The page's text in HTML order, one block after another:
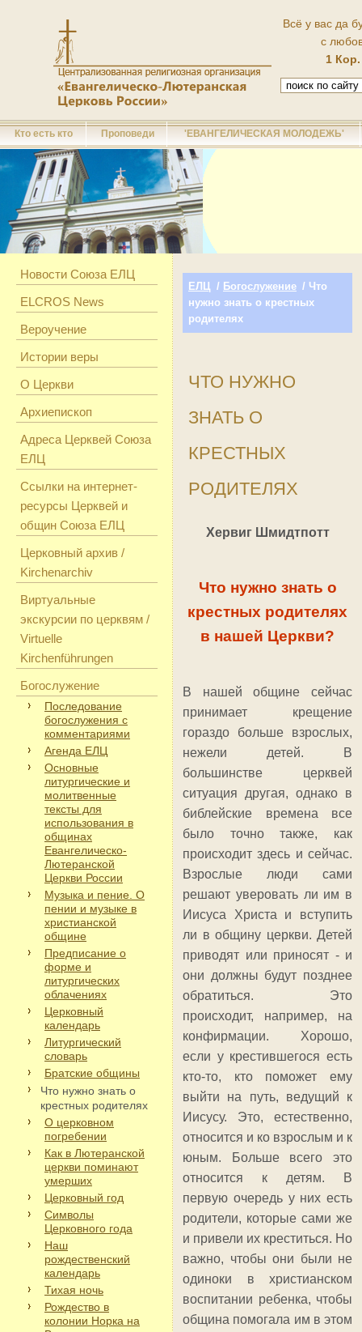
Всё у вас да
с
1
Кто есть кто Проповеди 'ЕВАНГЕЛИЧЕСКАЯ МОЛОДЕЖЬ'
Новости Союза ЕЛЦ
ELCROS News
Вероучение
Истории веры
О Церкви
Архиепископ
Адреса Церквей Союза
ЕЛЦ
Ссылки на интернет-
ресурсы Церквей и
общин Союза ЕЛЦ
Церковный архив /
Kirchenarchiv
Виртуальные
экскурсии по церквям /
Virtuelle
Kirchenführungen
Богослужение
Последование
богослужения с
комментариями
Агенда ЕЛЦ
Основные
литургические и
молитвенные
тексты для
использования в
общинах
Евангелическо-
Лютеранской
Церкви России
Музыка и пение. О
пении и музыке в
христианской
общине
Предписание о
форме и
литургических
облачениях
Церковный
календарь
Литургический
словарь
Братские общины
Что нужно знать о
крестных родителях
О церковном
погребении
Как в Лютеранской
церкви поминают
умерших
Церковный год
Символы
Церковного года
Наш
рождественский
календарь
Тихая ночь
Рождество в
колонии Норка на
ЕЛЦ / Богослужение / Что
нужно знать о крестных
родителях
ЧТО НУЖНО
ЗНАТЬ О
КРЕСТНЫХ
РОДИТЕЛЯХ
Хервиг Шмидтпотт
Что нужно знать о
крестных родителях
в нашей Церкви?
В нашей общине сейчас
принимает крещение
гораздо больше взрослых,
нежели детей. В
большинстве церквей
ситуация другая, однако в
библейские времена все
было точно также, как
происходит здесь и сейчас.
Взрослые люди сами
решают уверовать ли им в
Иисуса Христа и вступить
ли в общину церкви. Детей
приводят или приносят - и
они должны будут позднее
обратиться. Это
происходит, например, на
конфирмации. Хорошо,
если у крестившегося есть
кто-то, кто поможет ему
выйти на путь, ведущий к
Иисусу. Это, естественно,
относится и ко взрослым и к
юным. Больше всего это
относится к детям. В
первую очередь у них есть
родители, которые сами же
и привели их креститься. Но
важно, чтобы они были не
одиноки в христианском
воспитании ребенка, чтобы
община помогала им в этом